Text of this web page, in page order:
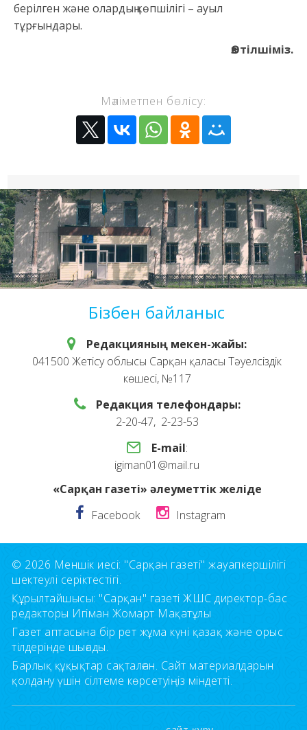
берілген және олардың көпшілігі – ауыл
тұрғындары.
Өз тілшіміз.
Мәліметпен бөлісу:
Бізбен байланыс
Редакцияның мекен-жайы:
041500 Жетісу облысы Сарқан қаласы Тәуелсіздік
көшесі, №117
Редакция телефондары:
2-20-47, 2-23-53
E-mail:
igiman01@mail.ru
«Сарқан газеті» әлеуметтік желіде
Facebook
Instagram
© 2026 Меншік иесі: "Сарқан газеті" жауапкершілігі
шектеулі серіктестігі.
Құрылтайшысы: "Сарқан" газеті ЖШС директор-бас
редакторы Игіман Жомарт Мақатұлы
Газет аптасына бір рет жұма күні қазақ және орыс
тілдерінде шығады.
Барлық құқықтар сақталған. Сайт материалдарын
қолдану үшін сілтеме көрсетуіңіз міндетті.